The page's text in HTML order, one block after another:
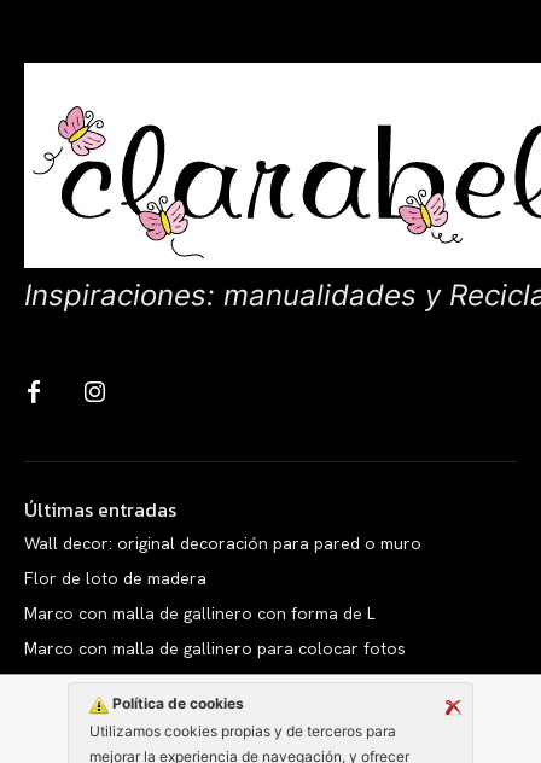
Política de cookies
Utilizamos cookies propias y de terceros para
mejorar la experiencia de navegación, y ofrecer
Inspiraciones: manualidades y
Últimas entradas
Wall decor: original decoración para pared o muro
Flor de loto de madera
Marco con malla de gallinero con forma de L
Marco con malla de gallinero para colocar fotos